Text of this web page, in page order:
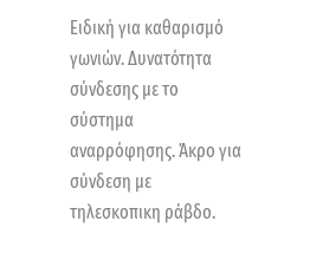
Ειδική για καθαρισμό
γωνιών. Δυνατότητα
σύνδεσης με το
σύστημα
αναρρόφησης. Άκρο για
σύνδεση με
τηλεσκοπικη ράβδο.